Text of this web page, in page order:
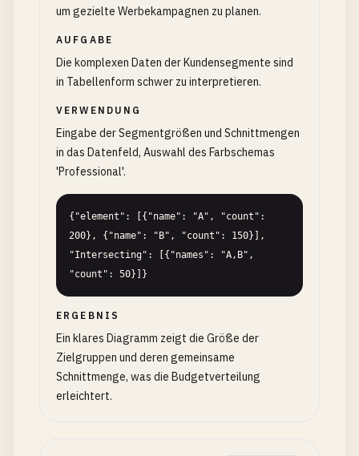
um gezielte Werbekampagnen zu planen.
AUFGABE
Die komplexen Daten der Kundensegmente sind
in Tabellenform schwer zu interpretieren.
VERWENDUNG
Eingabe der Segmentgrößen und Schnittmengen
in das Datenfeld, Auswahl des Farbschemas
'Professional'.
{"element": [{"name": "A", "count":
200}, {"name": "B", "count": 150}],
"Intersecting": [{"names": "A,B",
"count": 50}]}
ERGEBNIS
Ein klares Diagramm zeigt die Größe der
Zielgruppen und deren gemeinsame
Schnittmenge, was die Budgetverteilung
erleichtert.